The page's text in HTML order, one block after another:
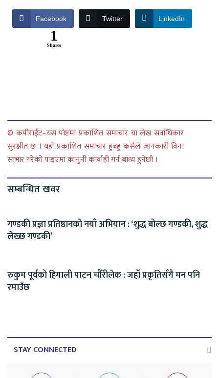
Facebook Twitter LinkedIn
1
Shares
© कपीराईट–यस पोष्टमा प्रकाशित समाचार या लेख सर्वाधिकार
सुरक्षीत छ । यहाँ प्रकाशित समाचार हुबहु कसैले जानकारी विना
साभार गरेको पाइएमा कानुनी कार्वाही गर्न बाध्य हुनेछौ ।
सम्बन्धित खवर
गण्डकी प्रज्ञा प्रतिष्ठानको नयाँ अभियान : ‘शुद्ध बोल्छ गण्डकी, शुद्ध
लेख्छ गण्डकी’
रुकुम पूर्वको हिमाली पाटन चौँरीलेक : जहाँ प्रकृतिसँगै मन पनि
रमाउँछ
STAY CONNECTED